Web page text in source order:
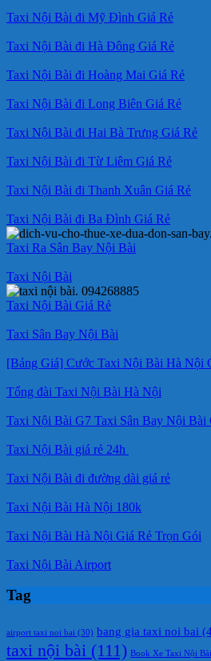
Taxi Nội Bài đi Mỹ Đình Giá Rẻ
Taxi Nội Bài đi Hà Đông Giá Rẻ
Taxi Nội Bài đi Hoàng Mai Giá Rẻ
Taxi Nội Bài đi Long Biên Giá Rẻ
Taxi Nội Bài đi Hai Bà Trưng Giá Rẻ
Taxi Nội Bài đi Từ Liêm Giá Rẻ
Taxi Nội Bài đi Thanh Xuân Giá Rẻ
Taxi Nội Bài đi Ba Đình Giá Rẻ
Taxi Ra Sân Bay Nội Bài
Taxi Nội Bài
Taxi Nội Bài Giá Rẻ
Taxi Sân Bay Nội Bài
[Bảng Giá] Cước Taxi Nội Bài Hà Nội
Tổng đài Taxi Nội Bài Hà Nội
Taxi Nội Bài G7 Taxi Sân Bay Nội Bài
Taxi Nội Bài giá rẻ 24h
Taxi Nội Bài đi đường dài giá rẻ
Taxi Nội Bài Hà Nội 180k
Taxi Nội Bài Hà Nội Giá Rẻ Trọn Gói
Taxi Nội Bài Airport
Tag
airport taxi noi bai (30) bang gia taxi noi bai
taxi nội bài (111) Book Xe Taxi Nội Bài